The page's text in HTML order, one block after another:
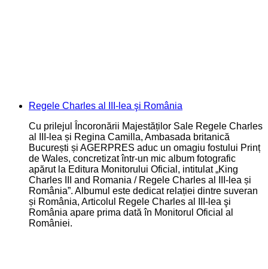
Regele Charles al III-lea şi România
Cu prilejul Încoronării Majestăților Sale Regele Charles
al III-lea și Regina Camilla, Ambasada britanică
București și AGERPRES aduc un omagiu fostului Prinț
de Wales, concretizat într-un mic album fotografic
apărut la Editura Monitorului Oficial, intitulat „King
Charles III and Romania / Regele Charles al III-lea și
România”. Albumul este dedicat relației dintre suveran
și România, Articolul Regele Charles al III-lea şi
România apare prima dată în Monitorul Oficial al
României.